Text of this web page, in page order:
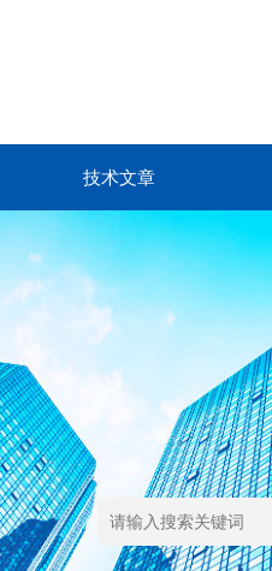
技术文章